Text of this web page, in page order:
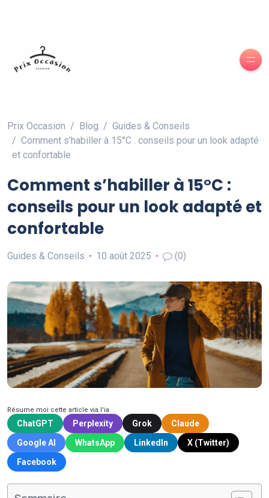
Prix Occasion Blog
Guides & Conseils
Comment s’habiller à 15°C : conseils pour un look adapté
et confortable
Comment s’habiller à 15°C :
conseils pour un look adapté et
confortable
Guides & Conseils 10 août 2025 (0)
Résume moi cette article via l'ia
ChatGPT Perplexity Grok
Claude
Google AI
WhatsApp LinkedIn
X (Twitter)
Facebook